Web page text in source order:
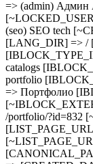
=> (admin)
(seo) SEO tech
[LANG_DIR] => /
catalogs
portfolio
=> Портфолио
/portfolio/?id=832